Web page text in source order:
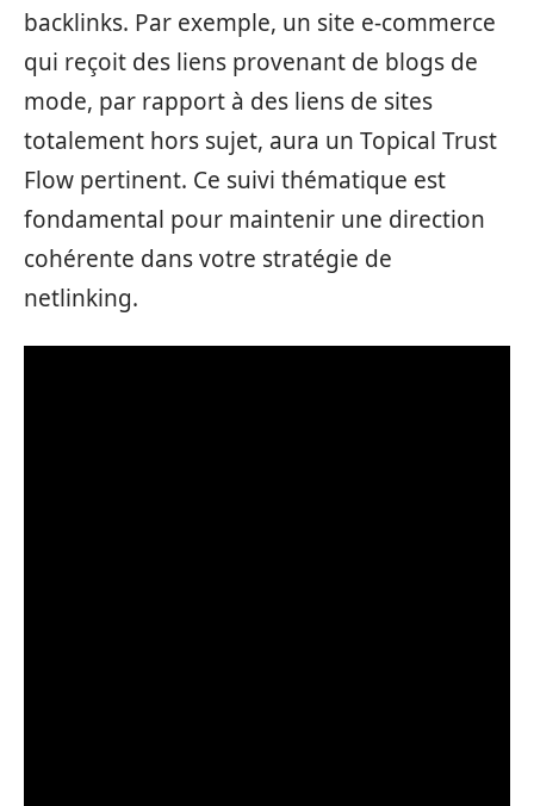
backlinks. Par exemple, un site e-commerce
qui reçoit des liens provenant de blogs de
mode, par rapport à des liens de sites
totalement hors sujet, aura un Topical Trust
Flow pertinent. Ce suivi thématique est
fondamental pour maintenir une direction
cohérente dans votre stratégie de
netlinking.